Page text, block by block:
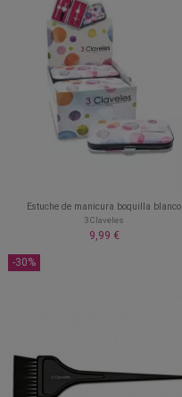
Estuche de manicura boquilla blanco
3 Claveles
9,99 €
-30%